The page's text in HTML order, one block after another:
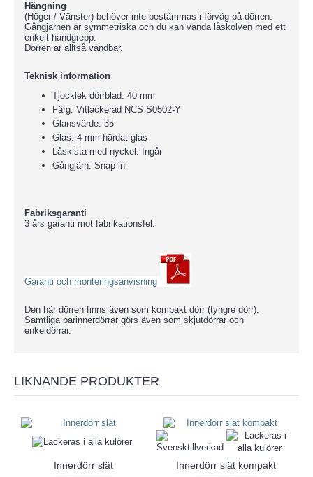
Hängning
(Höger / Vänster) behöver inte bestämmas i förväg på dörren.
Gångjärnen är symmetriska och du kan vända låskolven med ett
enkelt handgrepp.
Dörren är alltså vändbar.
Teknisk information
Tjocklek dörrblad: 40 mm
Färg: Vitlackerad NCS S0502-Y
Glansvärde: 35
Glas: 4 mm härdat glas
Låskista med nyckel: Ingår
Gångjärn: Snap-in
Fabriksgaranti
3 års garanti mot fabrikationsfel.
Garanti och monteringsanvisning
Den här dörren finns även som kompakt dörr (tyngre dörr).
Samtliga parinnerdörrar görs även som skjutdörrar och
enkeldörrar.
LIKNANDE PRODUKTER
Innerdörr slät Innerdörr slät kompakt